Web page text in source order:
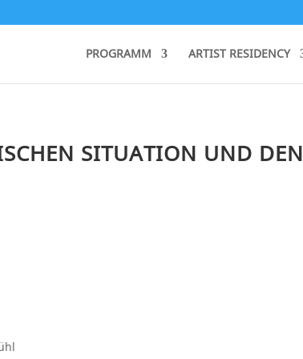
PROGRAMM ARTIST RESIDENCY
SITUATION UND DEN